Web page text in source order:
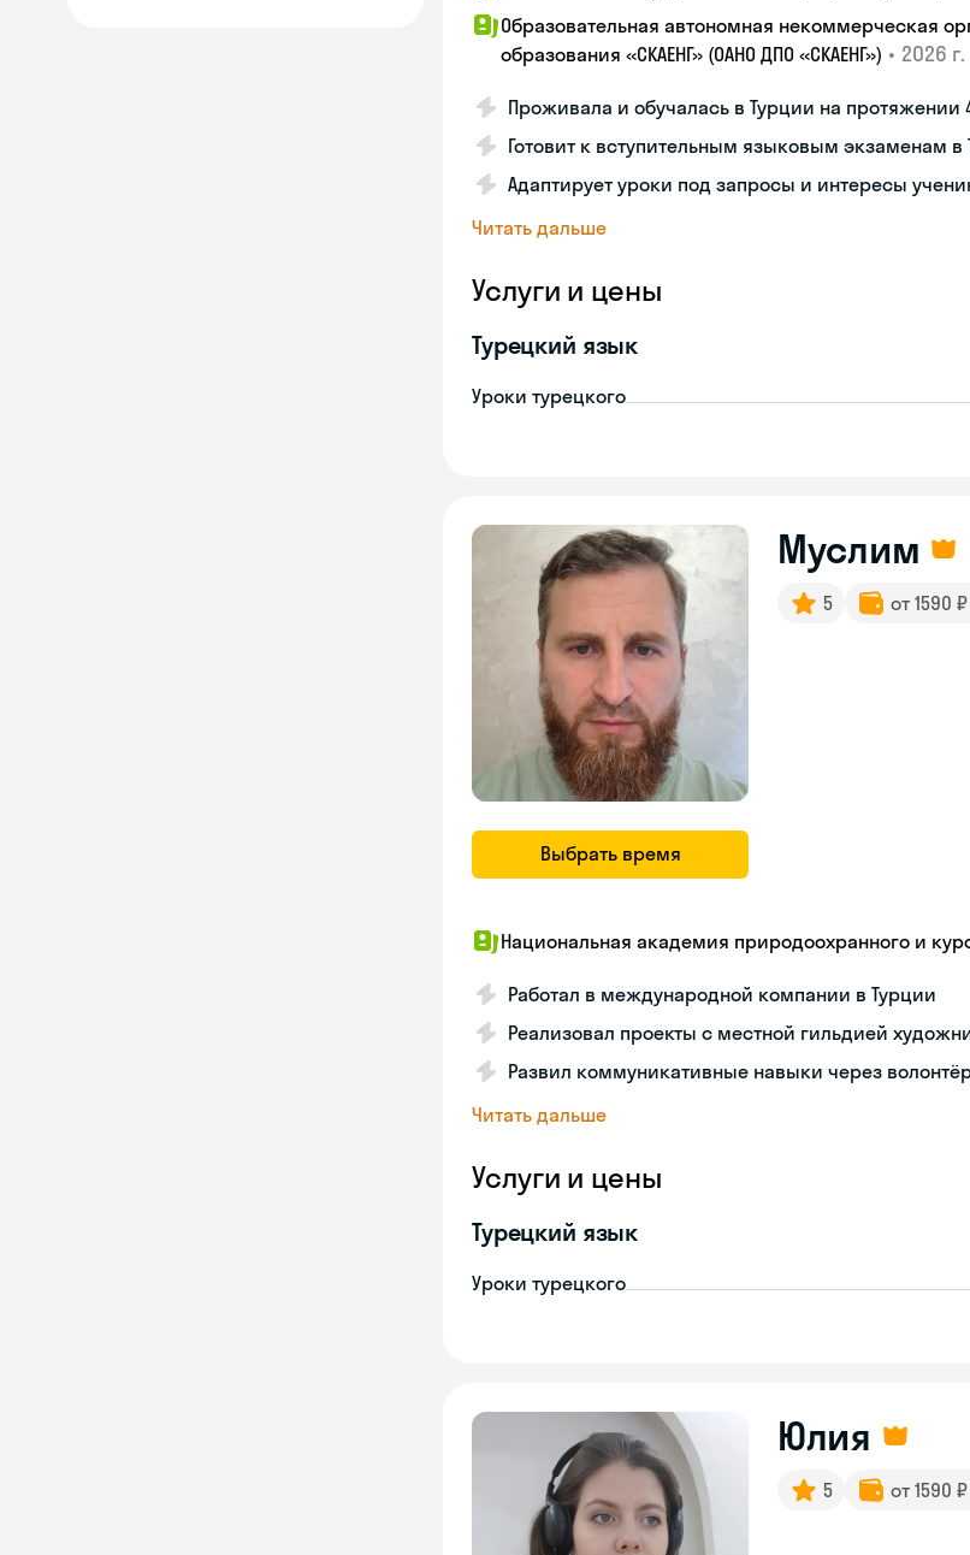
Образовательная автономная некоммерческая
образования «СКАЕНГ» (ОАНО ДПО «СКАЕНГ») • 2026 г.
Проживала и обучалась в Турции на протяжении
Готовит к вступительным языковым экзаменам в
Адаптирует уроки под запросы и интересы
Читать дальше
Услуги и цены
Турецкий язык
Уроки турецкого
Выбрать время
Муслим
5 от 1590
Национальная академия природоохранного и
Работал в международной компании в Турции
Реализовал проекты с местной гильдией
Развил коммуникативные навыки через
Читать дальше
Услуги и цены
Турецкий язык
Уроки турецкого
Юлия
5 от 1590